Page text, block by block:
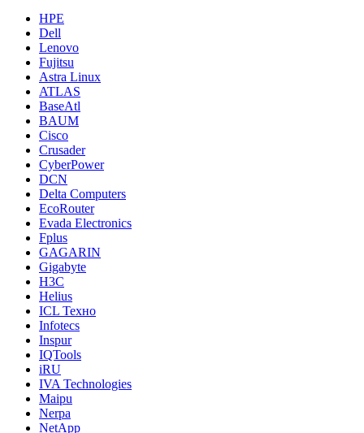
HPE
Dell
Lenovo
Fujitsu
Astra Linux
ATLAS
BaseAtl
BAUM
Cisco
Crusader
CyberPower
DCN
Delta Computers
EcoRouter
Evada Electronics
Fplus
GAGARIN
Gigabyte
H3C
Helius
ICL Техно
Infotecs
Inspur
IQTools
iRU
IVA Technologies
Maipu
Nerpa
NetApp